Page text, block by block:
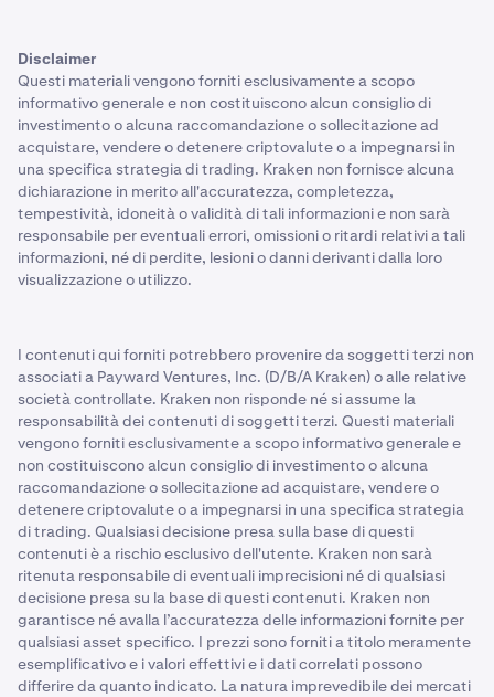
Disclaimer
Questi materiali vengono forniti esclusivamente a scopo
informativo generale e non costituiscono alcun consiglio di
investimento o alcuna raccomandazione o sollecitazione ad
acquistare, vendere o detenere criptovalute o a impegnarsi in
una specifica strategia di trading. Kraken non fornisce alcuna
dichiarazione in merito all'accuratezza, completezza,
tempestività, idoneità o validità di tali informazioni e non sarà
responsabile per eventuali errori, omissioni o ritardi relativi a tali
informazioni, né di perdite, lesioni o danni derivanti dalla loro
visualizzazione o utilizzo.
I contenuti qui forniti potrebbero provenire da soggetti terzi non
associati a Payward Ventures, Inc. (D/B/A Kraken) o alle relative
società controllate. Kraken non risponde né si assume la
responsabilità dei contenuti di soggetti terzi. Questi materiali
vengono forniti esclusivamente a scopo informativo generale e
non costituiscono alcun consiglio di investimento o alcuna
raccomandazione o sollecitazione ad acquistare, vendere o
detenere criptovalute o a impegnarsi in una specifica strategia
di trading. Qualsiasi decisione presa sulla base di questi
contenuti è a rischio esclusivo dell'utente. Kraken non sarà
ritenuta responsabile di eventuali imprecisioni né di qualsiasi
decisione presa su la base di questi contenuti. Kraken non
garantisce né avalla l’accuratezza delle informazioni fornite per
qualsiasi asset specifico. I prezzi sono forniti a titolo meramente
esemplificativo e i valori effettivi e i dati correlati possono
differire da quanto indicato. La natura imprevedibile dei mercati